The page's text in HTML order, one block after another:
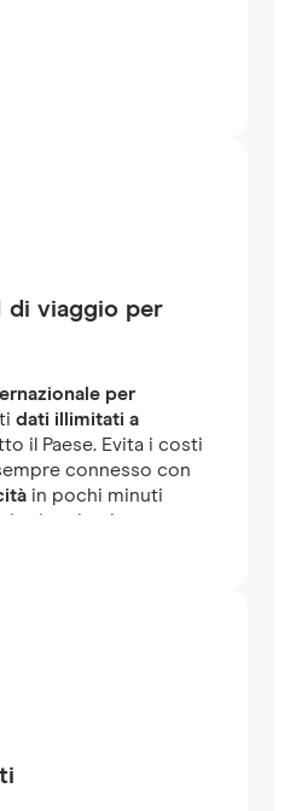
di viaggio per
per
dati illimitati a
il Paese. Evita i costi
connesso con
in pochi minuti
viaggiando o